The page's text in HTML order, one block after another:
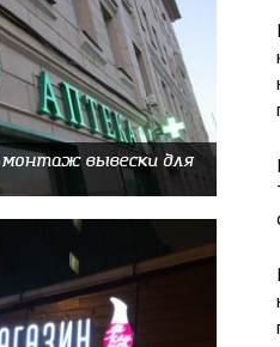
вывески для